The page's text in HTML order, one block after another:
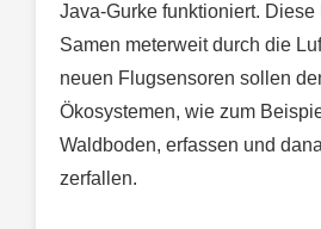
Java-Gurke funktioniert.
Samen meterweit durch die
neuen Flugsensoren sollen
Ökosystemen, wie zum
Waldboden, erfassen und
zerfallen.